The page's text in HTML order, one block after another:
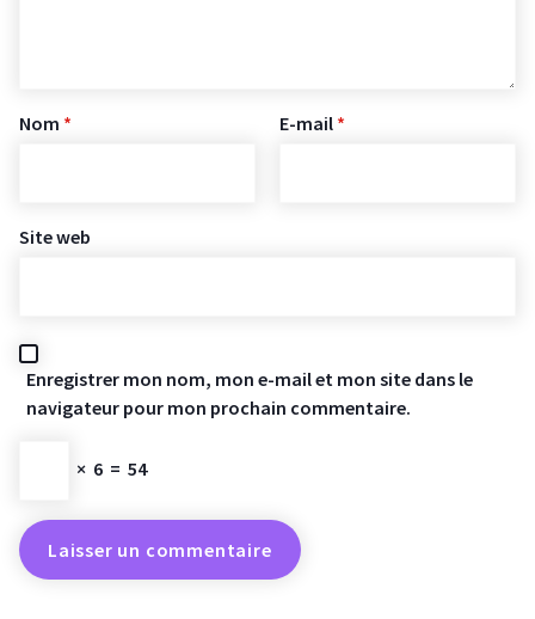
Nom * E-mail *
Site web
Enregistrer mon nom, mon e-mail et mon site dans le
navigateur pour mon prochain commentaire.
× 6 = 54